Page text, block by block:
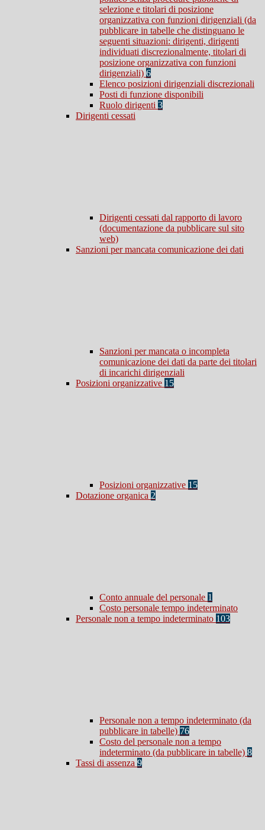
selezione e titolari di posizione
organizzativa con funzioni dirigenziali (da
pubblicare in tabelle che distinguano le
seguenti situazioni: dirigenti, dirigenti
individuati discrezionalmente, titolari di
posizione organizzativa con funzioni
dirigenziali) 6
Elenco posizioni dirigenziali discrezionali
Posti di funzione disponibili
Ruolo dirigenti 3
Dirigenti cessati
Dirigenti cessati dal rapporto di lavoro
(documentazione da pubblicare sul sito
web)
Sanzioni per mancata comunicazione dei dati
Sanzioni per mancata o incompleta
comunicazione dei dati da parte dei titolari
di incarichi dirigenziali
Posizioni organizzative 15
Posizioni organizzative 15
Dotazione organica 2
Conto annuale del personale 1
Costo personale tempo indeterminato
Personale non a tempo indeterminato 103
Personale non a tempo indeterminato (da
pubblicare in tabelle) 76
Costo del personale non a tempo
indeterminato (da pubblicare in tabelle) 8
Tassi di assenza 9